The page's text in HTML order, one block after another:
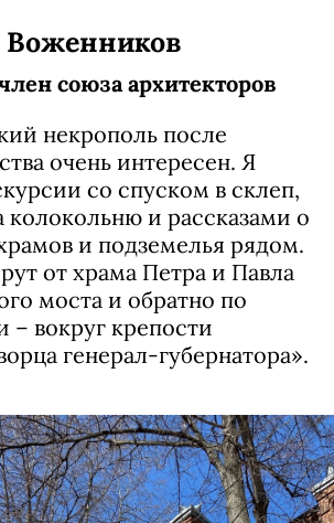
Воженников
союза архитекторов
некрополь после
очень интересен. Я
со спуском в склеп,
и рассказами о
и подземелья рядом.
от храма Петра и Павла
моста и обратно по
– вокруг крепости
генерал-губернатора».